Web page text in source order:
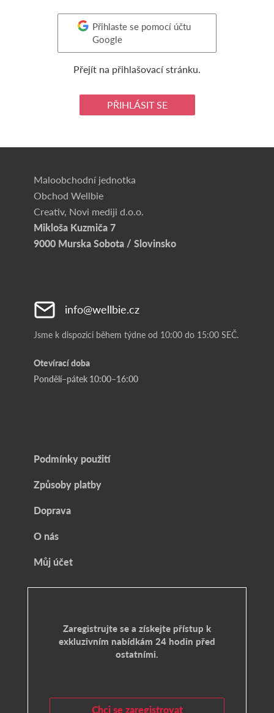
Přihlaste se pomocí účtu
Google
Přejít na přihlašovací stránku.
PŘIHLÁSIT SE
Maloobchodní jednotka
Obchod Wellbie
Creativ, Novi mediji d.o.o.
Mikloša Kuzmiča 7
9000 Murska Sobota / Slovinsko
info@wellbie.cz
Jsme k dispozici během týdne od 10:00 do 15:00 SEČ.
Otevírací doba
Pondělí–pátek 10:00–16:00
Podmínky použití
Způsoby platby
Doprava
O nás
Můj účet
Zaregistrujte se a získejte přístup k
exkluzivním nabídkám 24 hodin před
ostatními.
Chci se zaregistrovat